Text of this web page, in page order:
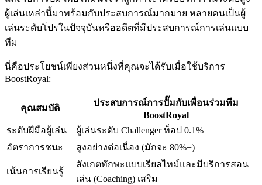
ผู้เล่นเหล่านี้มาพร้อมกับประสบการณ์มากมาย หลายคนเป็นผู้
เล่นระดับโปรในปัจจุบันหรืออดีตที่มีประสบการณ์การเล่นแบบ
ทีม
นี่คือประโยชน์เพียงส่วนหนึ่งที่คุณจะได้รับเมื่อใช้บริการ
BoostRoyal:
คุณสมบัติ
ประสบการณ์การปั๊มกับเพื่อนร่วมทีม
BoostRoyal
ระดับฝีมือผู้เล่น
ผู้เล่นระดับ Challenger ท็อป 0.1%
อัตราการชนะ
สูงอย่างต่อเนื่อง (มักจะ 80%+)
เน้นการเรียนรู้
สังเกตทักษะแบบเรียลไทม์และมีบริการสอน
เล่น (Coaching) เสริม